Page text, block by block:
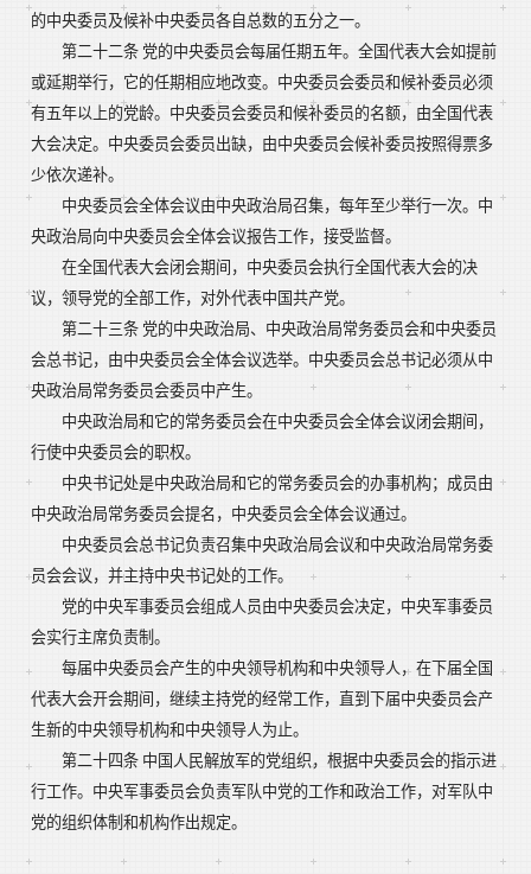
的中央委员及候补中央委员各自总数的五分之一。
第二十二条 党的中央委员会每届任期五年。全国代表大会如提前
或延期举行，它的任期相应地改变。中央委员会委员和候补委员必须
有五年以上的党龄。中央委员会委员和候补委员的名额，由全国代表
大会决定。中央委员会委员出缺，由中央委员会候补委员按照得票多
少依次递补。
中央委员会全体会议由中央政治局召集，每年至少举行一次。中
央政治局向中央委员会全体会议报告工作，接受监督。
在全国代表大会闭会期间，中央委员会执行全国代表大会的决
议，领导党的全部工作，对外代表中国共产党。
第二十三条 党的中央政治局、中央政治局常务委员会和中央委员
会总书记，由中央委员会全体会议选举。中央委员会总书记必须从中
央政治局常务委员会委员中产生。
中央政治局和它的常务委员会在中央委员会全体会议闭会期间，
行使中央委员会的职权。
中央书记处是中央政治局和它的常务委员会的办事机构；成员由
中央政治局常务委员会提名，中央委员会全体会议通过。
中央委员会总书记负责召集中央政治局会议和中央政治局常务委
员会会议，并主持中央书记处的工作。
党的中央军事委员会组成人员由中央委员会决定，中央军事委员
会实行主席负责制。
每届中央委员会产生的中央领导机构和中央领导人，在下届全国
代表大会开会期间，继续主持党的经常工作，直到下届中央委员会产
生新的中央领导机构和中央领导人为止。
第二十四条 中国人民解放军的党组织，根据中央委员会的指示进
行工作。中央军事委员会负责军队中党的工作和政治工作，对军队中
党的组织体制和机构作出规定。